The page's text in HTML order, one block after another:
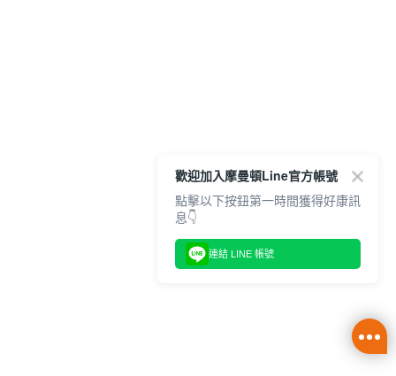
歡迎加入摩曼頓Line官方帳號
點擊以下按鈕第一時間獲得好康訊
息👇
連結 LINE 帳號